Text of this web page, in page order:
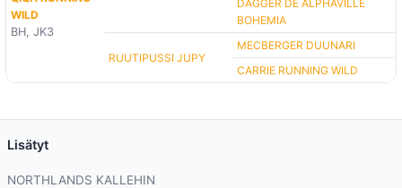
WILD
BH, JK3
DAGGER DE ALPHAVILLE
BOHEMIA
RUUTIPUSSI JUPY
MECBERGER DUUNARI
CARRIE RUNNING WILD
Lisätyt
NORTHLANDS KALLEHIN